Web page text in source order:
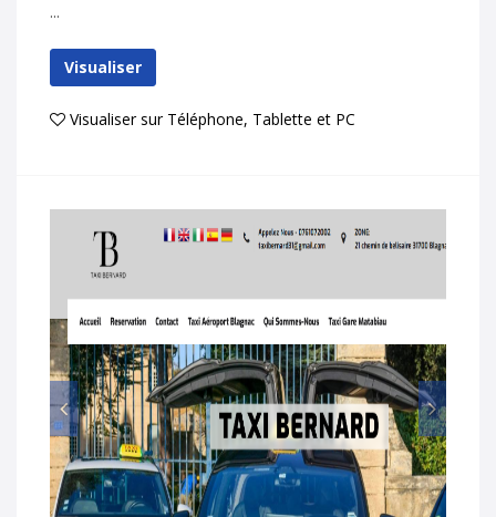
...
Visualiser
Visualiser sur Téléphone, Tablette et PC
Prec Suiv